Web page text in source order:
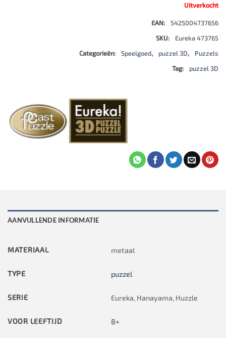
Uitverkocht
EAN:
5425004737656
SKU:
Eureka 473765
Categorieën:
Speelgoed, puzzel 3D,
Puzzels
Tag:
puzzel 3D
AANVULLENDE INFORMATIE
MATERIAAL metaal
TYPE puzzel
SERIE Eureka, Hanayama, Huzzle
VOOR LEEFTIJD 8+